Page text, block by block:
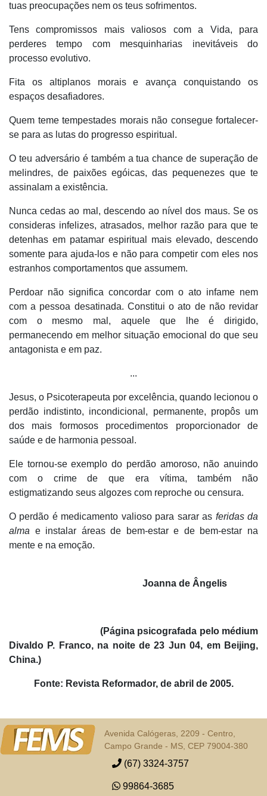
tuas preocupações nem os teus sofrimentos.
Tens compromissos mais valiosos com a Vida, para
perderes tempo com mesquinharias inevitáveis do
processo evolutivo.
Fita os altiplanos morais e avança conquistando os
espaços desafiadores.
Quem teme tempestades morais não consegue fortalecer-
se para as lutas do progresso espiritual.
O teu adversário é também a tua chance de superação de
melindres, de paixões egóicas, das pequenezes que te
assinalam a existência.
Nunca cedas ao mal, descendo ao nível dos maus. Se os
consideras infelizes, atrasados, melhor razão para que te
detenhas em patamar espiritual mais elevado, descendo
somente para ajuda-los e não para competir com eles nos
estranhos comportamentos que assumem.
Perdoar não significa concordar com o ato infame nem
com a pessoa desatinada. Constitui o ato de não revidar
com o mesmo mal, aquele que lhe é dirigido,
permanecendo em melhor situação emocional do que seu
antagonista e em paz.
...
Jesus, o Psicoterapeuta por excelência, quando lecionou o
perdão indistinto, incondicional, permanente, propôs um
dos mais formosos procedimentos proporcionador de
saúde e de harmonia pessoal.
Ele tornou-se exemplo do perdão amoroso, não anuindo
com o crime de que era vítima, também não
estigmatizando seus algozes com reproche ou censura.
O perdão é medicamento valioso para sarar as feridas da
alma e instalar áreas de bem-estar e de bem-estar na
mente e na emoção.
Joanna de Ângelis
(Página psicografada pelo médium
Divaldo P. Franco, na noite de 23 Jun 04, em Beijing,
China.)
Fonte: Revista Reformador, de abril de 2005.
Avenida Calógeras, 2209 - Centro,
Campo Grande - MS, CEP 79004-380
(67) 3324-3757
99864-3685